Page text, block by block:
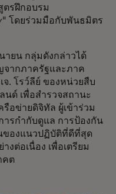
รฝึกอบรม
โดยร่วมมือกับพันธมิตร
ายน กลุ่มดังกล่าวได้
จากภาครัฐและภาค
. โรว์ลีย์ ของหน่วยสืบ
นด์ เพื่อสำรวจสถานะ
อข่ายดิจิทัล ผู้เข้าร่วม
ารกำกับดูแล การป้องกัน
ของแนวปฏิบัติที่ดีที่สุด
งต่อเนื่อง เพื่อเตรียม
คต